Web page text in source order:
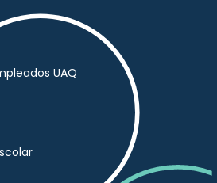
UAQ